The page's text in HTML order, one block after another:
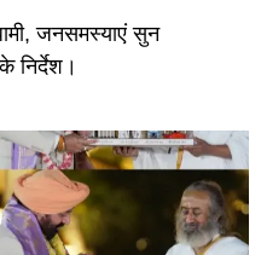
जनसमस्याएं सुन
निर्देश।